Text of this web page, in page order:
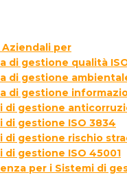
per
di gestione qualità
di gestione
di gestione
di gestione
di gestione ISO 3834
di gestione rischio
di gestione ISO 45001
per i Sistemi di